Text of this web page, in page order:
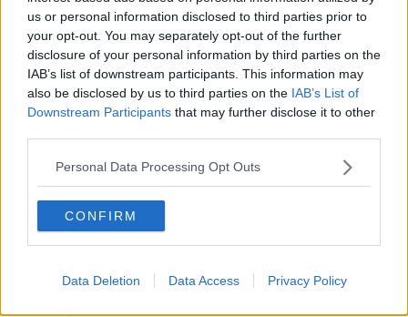
us or personal information disclosed to third parties prior to
your opt-out. You may separately opt-out of the further
disclosure of your personal information by third parties on the
IAB’s list of downstream participants. This information may
also be disclosed by us to third parties on the IAB’s List of
Downstream Participants that may further disclose it to other
Personal Data Processing Opt Outs
CONFIRM
Data Deletion Data Access Privacy Policy
Teste calde
Non avere e non essere
Armiamoci e... avviatevi
Da Capodanno a Carnevale
Schizzi di fango
Sor-riso amaro
La festa di Capodanno
Natale 2024
Re e regnanti
A noi interessa il dito non la luna
Come rubare allo stato e vivere felici
Una performance
​Io (allo specchio)
Tramonto